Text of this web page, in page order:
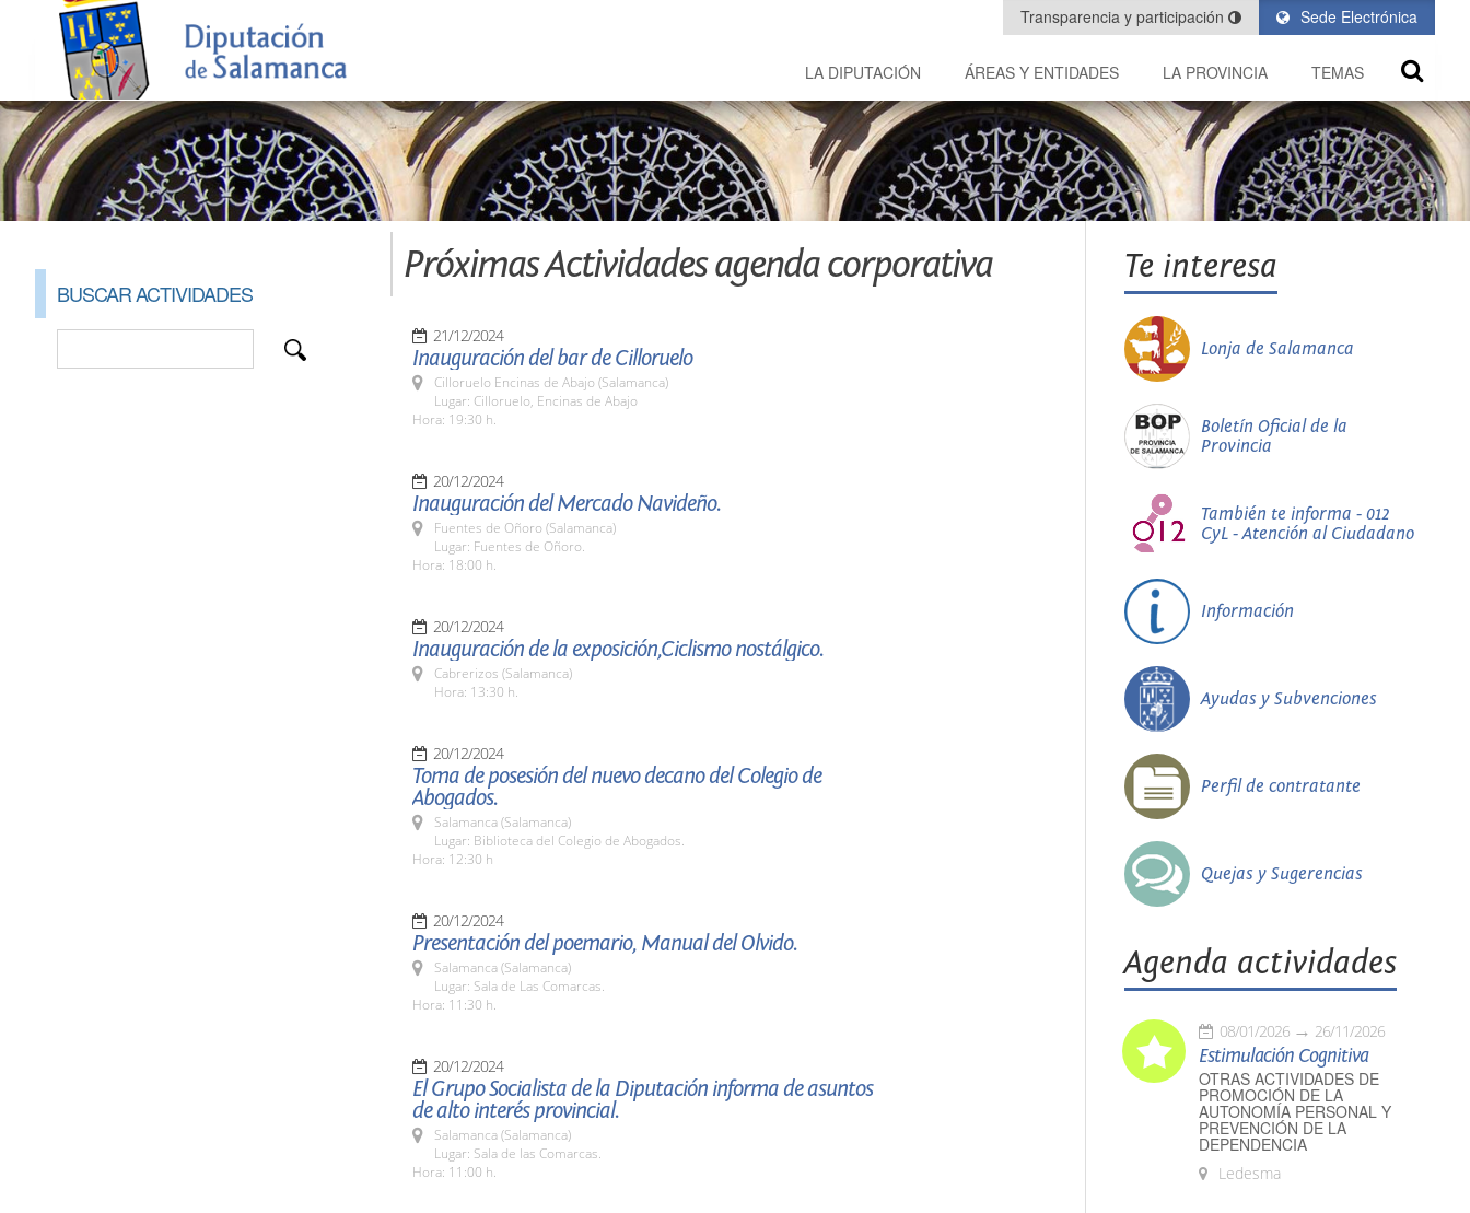
Sede Electrónica
Transparencia y participación
LA DIPUTACIÓN ÁREAS Y ENTIDADES LA PROVINCIA TEMAS
BUSCAR ACTIVIDADES
Próximas Actividades agenda corporativa
21/12/2024
Inauguración del bar de Cilloruelo
Cilloruelo Encinas de Abajo (Salamanca)
Lugar: Cilloruelo, Encinas de Abajo
Hora: 19:30 h.
20/12/2024
Inauguración del Mercado Navideño.
Fuentes de Oñoro (Salamanca)
Lugar: Fuentes de Oñoro.
Hora: 18:00 h.
20/12/2024
Inauguración de la exposición,Ciclismo nostálgico.
Cabrerizos (Salamanca)
Hora: 13:30 h.
20/12/2024
Toma de posesión del nuevo decano del Colegio de
Abogados.
Salamanca (Salamanca)
Lugar: Biblioteca del Colegio de Abogados.
Hora: 12:30 h
20/12/2024
Presentación del poemario, Manual del Olvido.
Salamanca (Salamanca)
Lugar: Sala de Las Comarcas.
Hora: 11:30 h.
20/12/2024
El Grupo Socialista de la Diputación informa de asuntos
de alto interés provincial.
Salamanca (Salamanca)
Lugar: Sala de las Comarcas.
Hora: 11:00 h.
Te interesa
Lonja de Salamanca
Boletín Oficial de la
Provincia
También te informa - 012
CyL - Atención al Ciudadano
Información
Ayudas y Subvenciones
Perfil de contratante
Quejas y Sugerencias
Agenda actividades
08/01/2026 26/11/2026
Estimulación Cognitiva
OTRAS ACTIVIDADES DE
PROMOCIÓN DE LA
AUTONOMÍA PERSONAL Y
PREVENCIÓN DE LA
DEPENDENCIA
Ledesma